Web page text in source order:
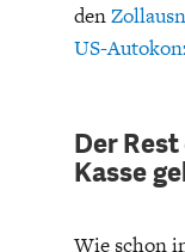
den
US-
Der
Kasse
Wie schon